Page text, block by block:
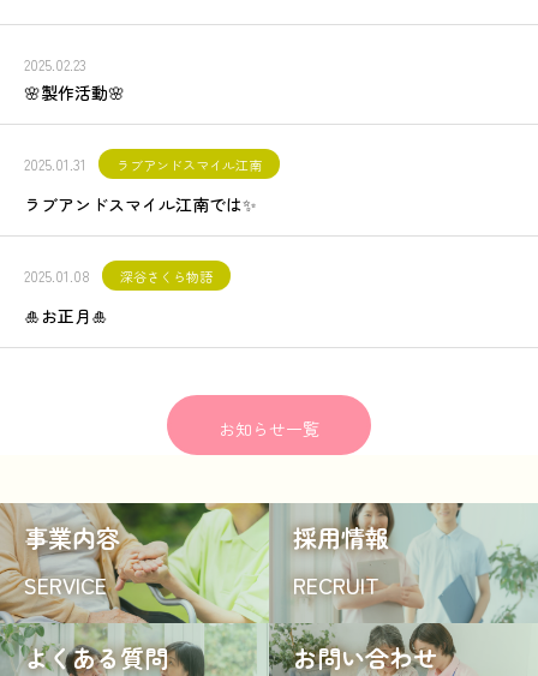
2025.02.23
🌸製作活動🌸
2025.01.31 ラブアンドスマイル江南
ラブアンドスマイル江南では✨
2025.01.08 深谷さくら物語
🎍お正月🎍
お知らせ一覧
事業内容
SERVICE
採用情報
RECRUIT
よくある質問 お問い合わせ